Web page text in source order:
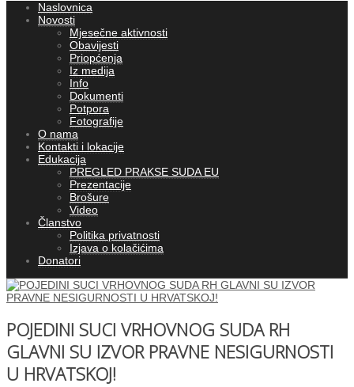
Naslovnica
Novosti
Mjesečne aktivnosti
Obavijesti
Priopćenja
Iz medija
Info
Dokumenti
Potpora
Fotografije
O nama
Kontakti i lokacije
Edukacija
PREGLED PRAKSE SUDA EU
Prezentacije
Brošure
Video
Članstvo
Politika privatnosti
Izjava o kolačićima
Donatori
POJEDINI SUCI VRHOVNOG SUDA RH
GLAVNI SU IZVOR PRAVNE NESIGURNOSTI
U HRVATSKOJ!